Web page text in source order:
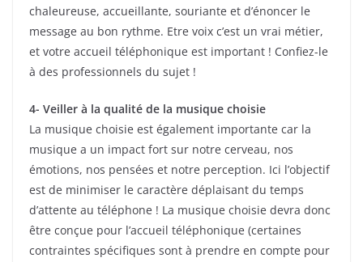
chaleureuse, accueillante, souriante et d’énoncer le
message au bon rythme. Etre voix c’est un vrai métier,
et votre accueil téléphonique est important ! Confiez-le
à des professionnels du sujet !
4- Veiller à la qualité de la musique choisie
La musique choisie est également importante car la
musique a un impact fort sur notre cerveau, nos
émotions, nos pensées et notre perception. Ici l’objectif
est de minimiser le caractère déplaisant du temps
d’attente au téléphone ! La musique choisie devra donc
être conçue pour l’accueil téléphonique (certaines
contraintes spécifiques sont à prendre en compte pour